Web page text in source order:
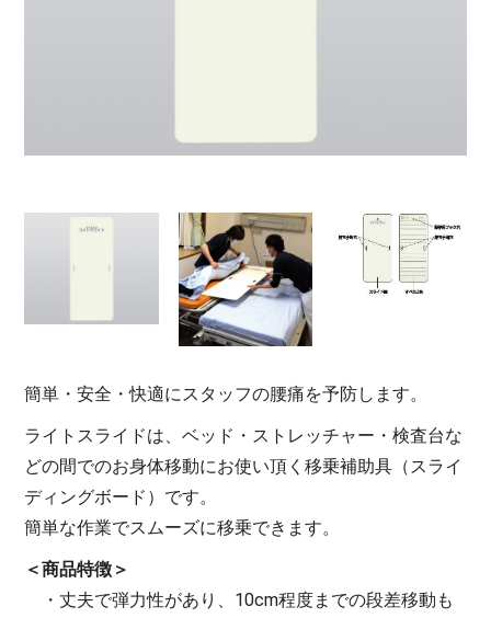
簡単・安全・快適にスタッフの腰痛を予防します。
ライトスライドは、ベッド・ストレッチャー・検査台な
どの間でのお身体移動にお使い頂く移乗補助具（スライ
ディングボード）です。
簡単な作業でスムーズに移乗できます。
＜商品特徴＞
・丈夫で弾力性があり、10cm程度までの段差移動も